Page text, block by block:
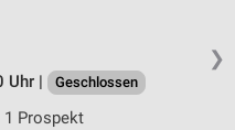
❯
Uhr |
Geschlossen
1 Prospekt
Angebote
Auswahl von